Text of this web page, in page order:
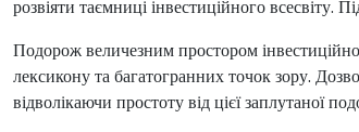
розвіяти таємниці інвестиційного
Подорож величезним простором
лексикону та багатогранних точок зору.
відволікаючи простоту від цієї заплутаної